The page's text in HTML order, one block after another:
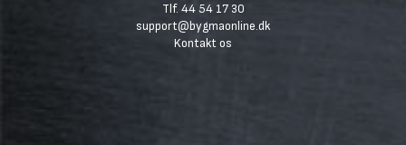
Tlf. 44 54 17 30
support@bygmaonline.dk
Kontakt os